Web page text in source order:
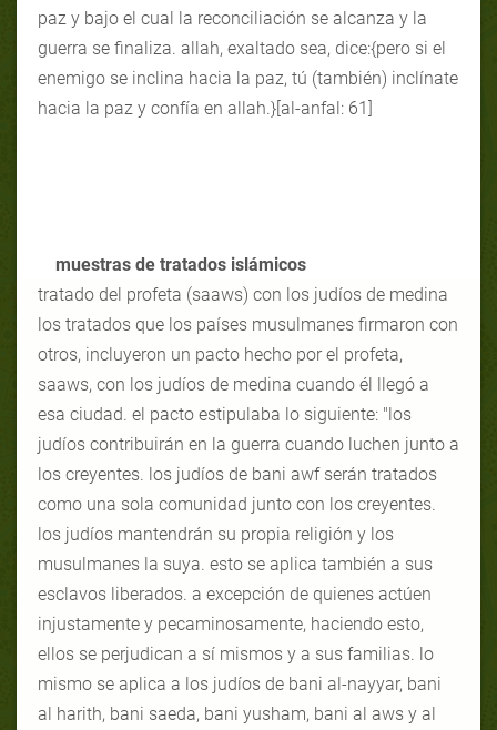
paz y bajo el cual la reconciliación se alcanza y la
guerra se finaliza. allah, exaltado sea, dice:{pero si el
enemigo se inclina hacia la paz, tú (también) inclínate
hacia la paz y confía en allah.}[al-anfal: 61]
muestras de tratados islámicos
tratado del profeta (saaws) con los judíos de medina
los tratados que los países musulmanes firmaron con
otros, incluyeron un pacto hecho por el profeta,
saaws, con los judíos de medina cuando él llegó a
esa ciudad. el pacto estipulaba lo siguiente: "los
judíos contribuirán en la guerra cuando luchen junto a
los creyentes. los judíos de bani awf serán tratados
como una sola comunidad junto con los creyentes.
los judíos mantendrán su propia religión y los
musulmanes la suya. esto se aplica también a sus
esclavos liberados. a excepción de quienes actúen
injustamente y pecaminosamente, haciendo esto,
ellos se perjudican a sí mismos y a sus familias. lo
mismo se aplica a los judíos de bani al-nayyar, bani
al harith, bani saeda, bani yusham, bani al aws y al